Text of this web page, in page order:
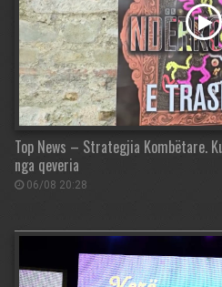
Top News – Strategjia Kombëtare.
nga qeveria
06/08 20:28